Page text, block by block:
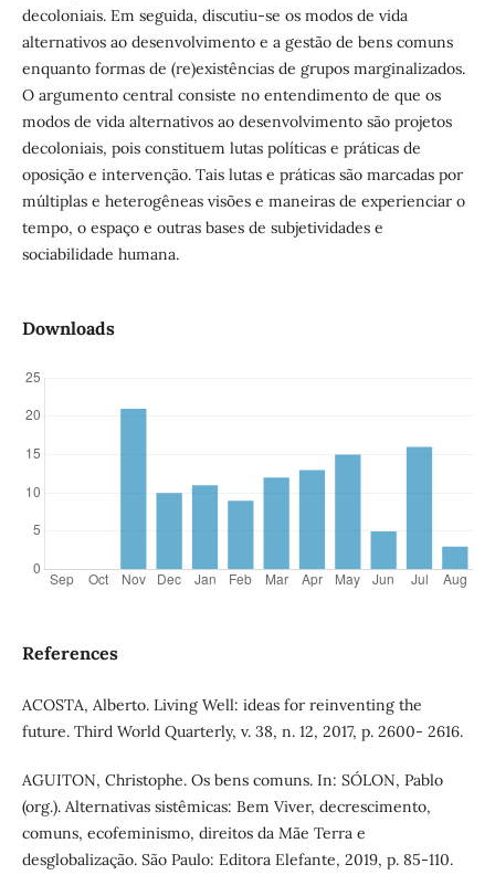
decoloniais. Em seguida, discutiu-se os modos de vida
alternativos ao desenvolvimento e a gestão de bens comuns
enquanto formas de (re)existências de grupos marginalizados.
O argumento central consiste no entendimento de que os
modos de vida alternativos ao desenvolvimento são projetos
decoloniais, pois constituem lutas políticas e práticas de
oposição e intervenção. Tais lutas e práticas são marcadas por
múltiplas e heterogêneas visões e maneiras de experienciar o
tempo, o espaço e outras bases de subjetividades e
sociabilidade humana.
Downloads
References
ACOSTA, Alberto. Living Well: ideas for reinventing the
future. Third World Quarterly, v. 38, n. 12, 2017, p. 2600- 2616.
AGUITON, Christophe. Os bens comuns. In: SÓLON, Pablo
(org.). Alternativas sistêmicas: Bem Viver, decrescimento,
comuns, ecofeminismo, direitos da Mãe Terra e
desglobalização. São Paulo: Editora Elefante, 2019, p. 85-110.